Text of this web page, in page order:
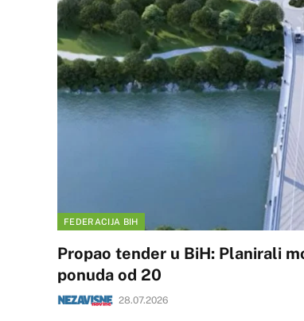
FEDERACIJA BIH
Propao tender u BiH: Planirali
ponuda od 20
28.07.2026